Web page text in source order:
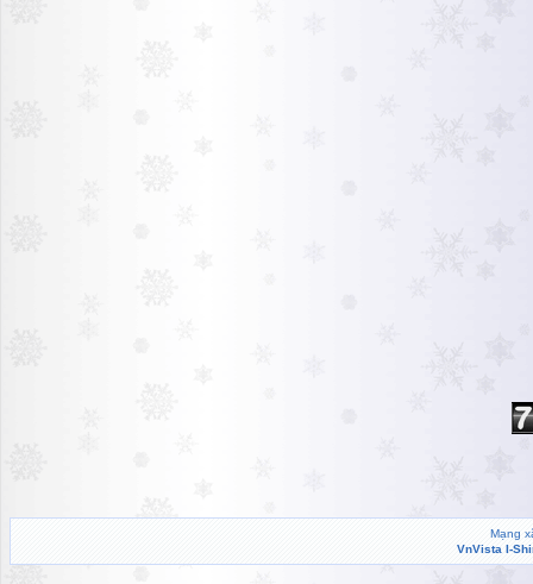
Mạng
VnVista I-